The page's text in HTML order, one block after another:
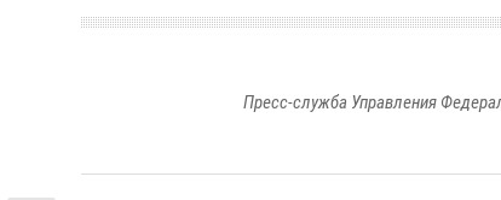
Пресс-служба Управления